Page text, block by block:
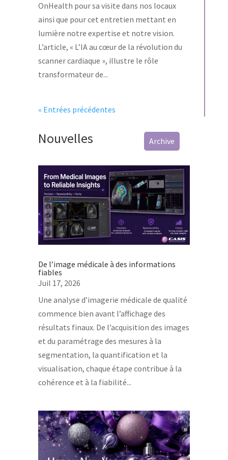
OnHealth pour sa visite dans nos locaux
ainsi que pour cet entretien mettant en
lumière notre expertise et notre vision.
L’article, « L’IA au cœur de la révolution du
scanner cardiaque », illustre le rôle
transformateur de...
« Entrées précédentes
Nouvelles Archive
De l’image médicale à des informations
fiables
Juil 17, 2026
Une analyse d’imagerie médicale de qualité
commence bien avant l’affichage des
résultats finaux. De l’acquisition des images
et du paramétrage des mesures à la
segmentation, la quantification et la
visualisation, chaque étape contribue à la
cohérence et à la fiabilité...